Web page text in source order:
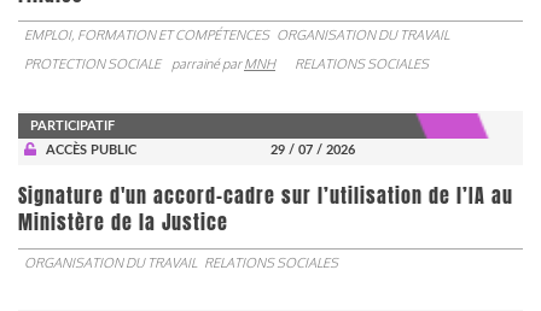
EMPLOI, FORMATION ET COMPÉTENCES ORGANISATION DU TRAVAIL
PROTECTION SOCIALE
parrainé parMNH RELATIONS SOCIALES
PARTICIPATIF
ACCÈS PUBLIC
29 / 07 / 2026
Signature d'un accord-cadre sur l’utilisation de l’IA au
Ministère de la Justice
ORGANISATION DU TRAVAIL RELATIONS SOCIALES